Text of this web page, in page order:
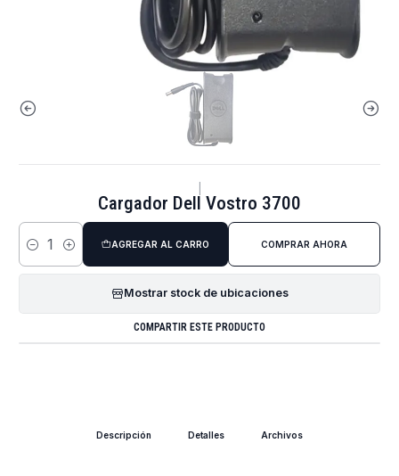
Cargador Dell Vostro 3700
Cantidad
AGREGAR AL CARRO COMPRAR AHORA
Mostrar stock de ubicaciones
COMPARTIR ESTE PRODUCTO
Descripción Detalles Archivos